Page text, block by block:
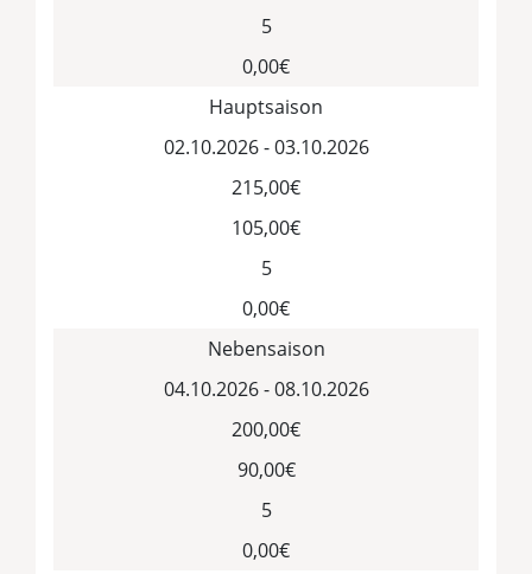
5
0,00€
Hauptsaison
02.10.2026 - 03.10.2026
215,00€
105,00€
5
0,00€
Nebensaison
04.10.2026 - 08.10.2026
200,00€
90,00€
5
0,00€